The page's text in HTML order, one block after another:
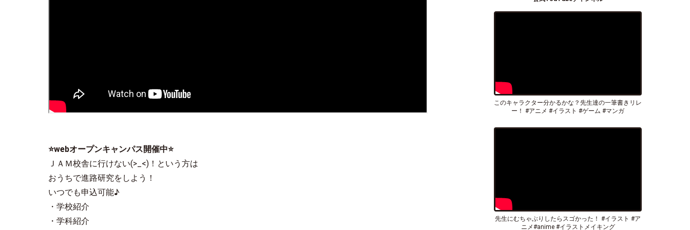
⭐webオープンキャンパス開催中⭐
ＪＡＭ校舎に行けない(>_<)！という方は
おうちで進路研究をしよう！
いつでも申込可能♪
・学校紹介
・学科紹介
このキャラクター分かるかな？先生達の一筆書きリレ
ー！ #アニメ #イラスト #ゲーム #マンガ
先生にむちゃぶりしたらスゴかった！ #イラスト #ア
ニメ#anime #イラストメイキング